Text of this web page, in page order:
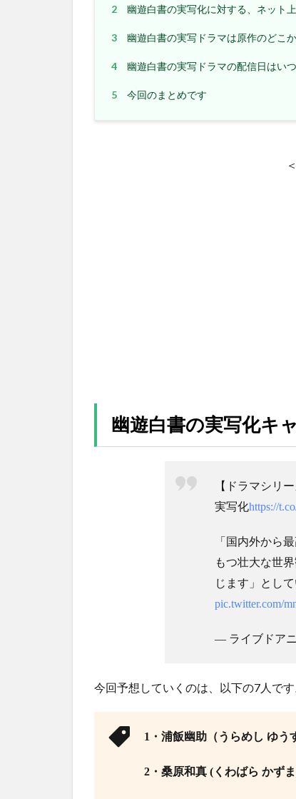
2 幽遊白書の実写化に対する、ネット
3 幽遊白書の実写ドラマは原作のどこ
4 幽遊白書の実写ドラマの配信日はい
5 今回のまとめです
幽遊白書の実写化キ
【ドラマシリ
実写化https://
「国内外から
もつ壮大な世
じます」とし
pic.twitter.com/
— ライブドアニ
今回予想していくのは、以下の7人です
1・浦飯幽助（うらめし ゆう
2・桑原和真 (くわばら かず